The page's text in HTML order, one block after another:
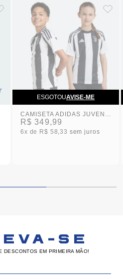
ESGOTOUAVISE-ME
CAMISETA ADIDAS JUVENTUS I 24/25 INFANTIL
R$ 349,99
6x R$ 58,33 sem juros
SE
DESCONTOS EM PRIMEIRA MÃO!